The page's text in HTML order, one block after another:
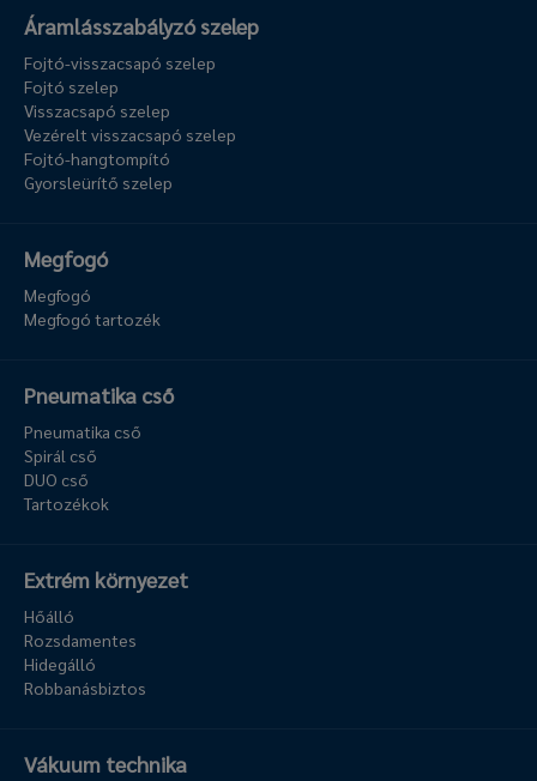
Áramlásszabályzó szelep
Fojtó-visszacsapó szelep
Fojtó szelep
Visszacsapó szelep
Vezérelt visszacsapó szelep
Fojtó-hangtompító
Gyorsleürítő szelep
Megfogó
Megfogó
Megfogó tartozék
Pneumatika cső
Pneumatika cső
Spirál cső
DUO cső
Tartozékok
Extrém környezet
Hőálló
Rozsdamentes
Hidegálló
Robbanásbiztos
Vákuum technika